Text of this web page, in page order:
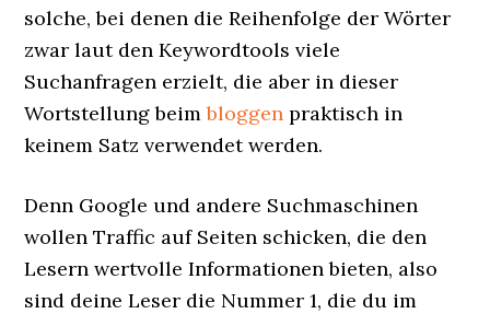
solche, bei denen die Reihenfolge der Wörter
zwar laut den Keywordtools viele
Suchanfragen erzielt, die aber in dieser
Wortstellung beimbloggenpraktisch in
keinem Satz verwendet werden.
Denn Google und andere Suchmaschinen
wollen Traffic auf Seiten schicken, die den
Lesern wertvolle Informationen bieten, also
sind deine Leser die Nummer 1, die du im